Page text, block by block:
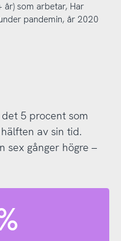
år) som arbetar, Har
pandemin, år 2020
5 procent som
av sin tid.
sex gånger högre –